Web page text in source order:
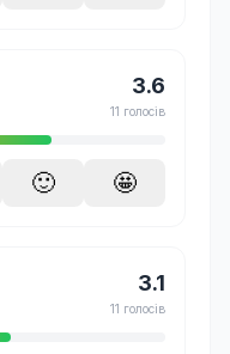
3.6
11 голосів
🙂 🤩
3.1
11 голосів